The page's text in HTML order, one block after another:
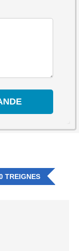
TREIGNES